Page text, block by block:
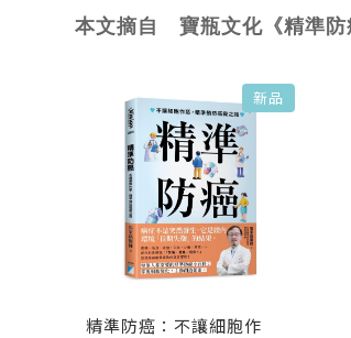
本文摘自 寶瓶文化《精準
新品
精準防癌：不讓細胞作